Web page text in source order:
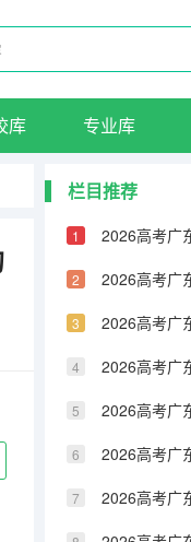
库 专业库
栏目推荐